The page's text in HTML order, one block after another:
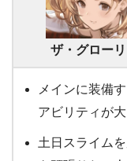
ザ・グロー
メインに装備
アビリティが
土日スライム